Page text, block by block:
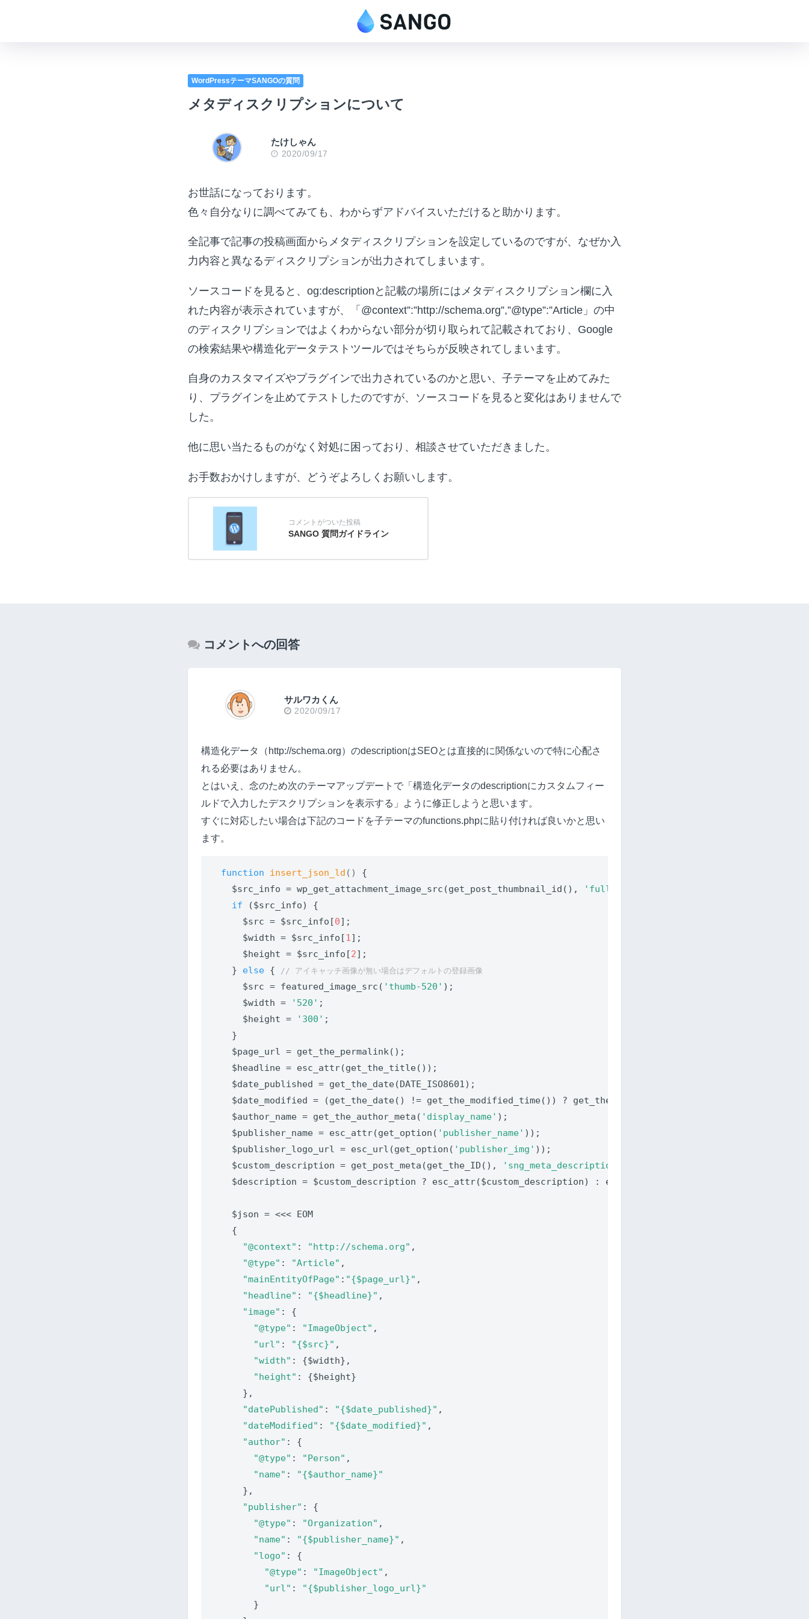
WordPressテーマSANGOの質問
メタディスクリプションについて
たけしゃん
2020/09/17
お世話になっております。
色々自分なりに調べてみても、わからずアドバイスいただけると助かります。
全記事で記事の投稿画面からメタディスクリプションを設定しているのですが、なぜか入
力内容と異なるディスクリプションが出力されてしまいます。
ソースコードを見ると、og:descriptionと記載の場所にはメタディスクリプション欄に入
れた内容が表示されていますが、「@context”:”http://schema.org”,”@type”:”Article」の中
のディスクリプションではよくわからない部分が切り取られて記載されており、Google
の検索結果や構造化データテストツールではそちらが反映されてしまいます。
自身のカスタマイズやプラグインで出力されているのかと思い、子テーマを止めてみた
り、プラグインを止めてテストしたのですが、ソースコードを見ると変化はありませんで
した。
他に思い当たるものがなく対処に困っており、相談させていただきました。
お手数おかけしますが、どうぞよろしくお願いします。
SANGO 質問ガイドライン
コメントへの回答
サルワカくん
2020/09/17
構造化データ（http://schema.org）のdescriptionはSEOとは直接的に関係ないので特に心配さ
れる必要はありません。
とはいえ、念のため次のテーマアップデートで「構造化データのdescriptionにカスタムフィー
ルドで入力したデスクリプションを表示する」ように修正しようと思います。
すぐに対応したい場合は下記のコードを子テーマのfunctions.phpに貼り付ければ良いかと思い
ます。
function insert_json_ld ()
{
    $src_info = wp_get_attachment_image_src(get_post_thumbnail_id(),
'full'
if ($src_info) {
      $src = $src_info[
0];
      $width = $src_info[
1];
      $height = $src_info[
2];
    }
else { // アイキャッチ画像が無い場合はデフォルトの登録画像
      $src = featured_image_src(
'thumb-520' );
      $width =
'520' ;
      $height =
'300' ;
    }
    $page_url = get_the_permalink();
    $headline = esc_attr(get_the_title());
    $date_published = get_the_date(DATE_ISO8601);
$date_modified = (get_the_date() != get_the_modified_time()) ? get_the_modified_date(DATE_ISO8601) :
    $author_name = get_the_author_meta(
'display_name' );
    $publisher_name = esc_attr(get_option(
'publisher_name' ));
    $publisher_logo_url = esc_url(get_option(
'publisher_img' ));
    $custom_description = get_post_meta(get_the_ID(),
'sng_meta_description'
    $description = $custom_description ? esc_attr($custom_description) : esc_attr(get_the_excerpt());
    $json = <<< EOM
    {
"@context" : "http://schema.org" ,
"@type" : "Article" ,
"mainEntityOfPage" : "{$page_url}" ,
"headline" : "{$headline}" ,
"image" : {
"@type" : "ImageObject" ,
"url" : "{$src}" ,
"width" : {$width},
"height" : {$height}
      },
"datePublished" : "{$date_published}" ,
"dateModified" : "{$date_modified}" ,
"author" : {
"@type" : "Person" ,
"name" : "{$author_name}"
      },
"publisher" : {
"@type" : "Organization" ,
"name" : "{$publisher_name}" ,
"logo" : {
"@type" : "ImageObject" ,
"url" : "{$publisher_logo_url}"
        }